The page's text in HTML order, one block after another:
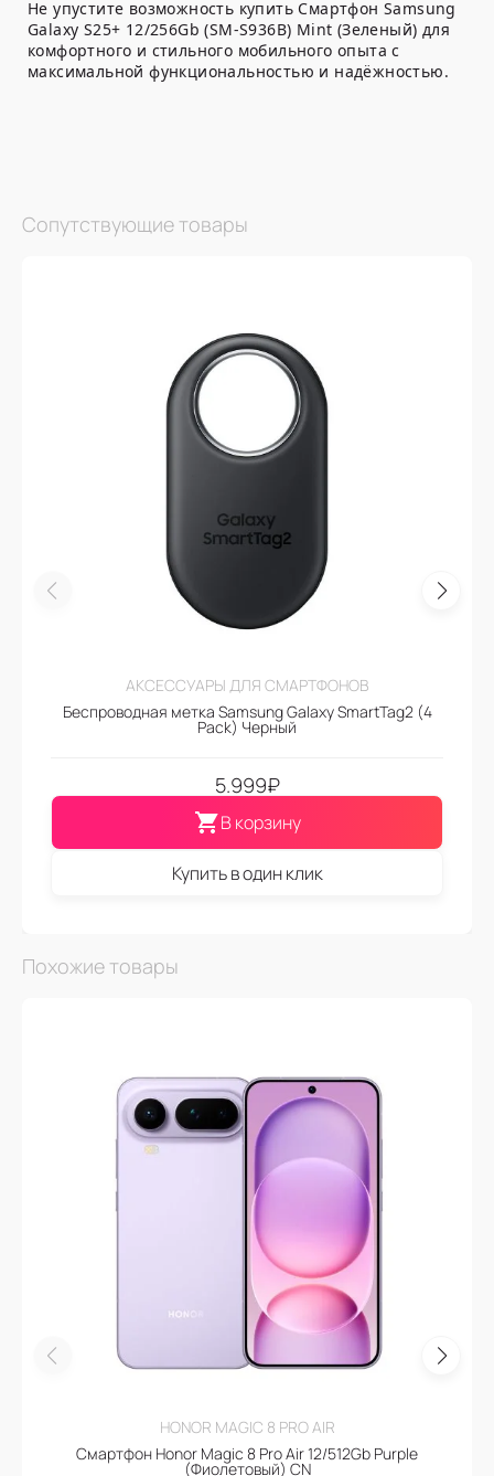
Не упустите возможность купить Смартфон Samsung
Galaxy S25+ 12/256Gb (SM-S936B) Mint (Зеленый) для
комфортного и стильного мобильного опыта с
максимальной функциональностью и надёжностью.
Сопутствующие товары
АКСЕССУАРЫ ДЛЯ СМАРТФОНОВ
Беспроводная метка Samsung Galaxy SmartTag2 (4
Pack) Черный
5.999₽
В корзину
Купить в один клик
Похожие товары
HONOR MAGIC 8 PRO AIR
Смартфон Honor Magic 8 Pro Air 12/512Gb Purple
(Фиолетовый) CN